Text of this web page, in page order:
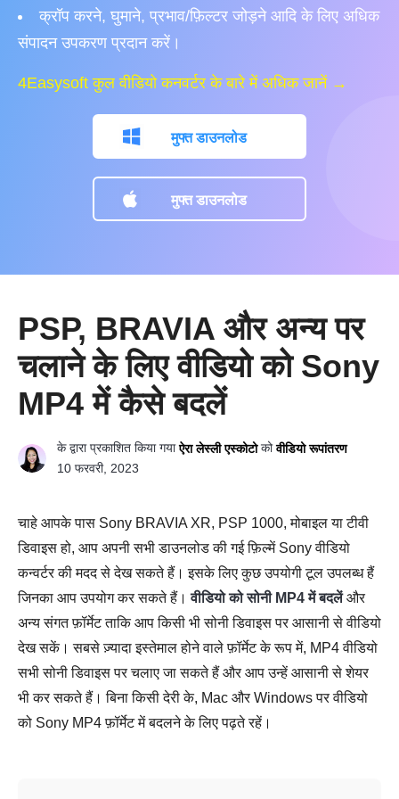
क्रॉप करने, घुमाने, प्रभाव/फ़िल्टर जोड़ने आदि के लिए अधिक
संपादन उपकरण प्रदान करें।
4Easysoft कुल वीडियो कनवर्टर के बारे में अधिक जानें →
मुफ्त डाउनलोड
मुफ्त डाउनलोड
PSP, BRAVIA और अन्य पर
चलाने के लिए वीडियो को Sony
MP4 में कैसे बदलें
के द्वारा प्रकाशित किया गयाऐरा लेस्ली एस्कोटोकोवीडियो रूपांतरण
10 फरवरी, 2023
चाहे आपके पास Sony BRAVIA XR, PSP 1000, मोबाइल या टीवी
डिवाइस हो, आप अपनी सभी डाउनलोड की गई फ़िल्में Sony वीडियो
कन्वर्टर की मदद से देख सकते हैं। इसके लिए कुछ उपयोगी टूल उपलब्ध हैं
जिनका आप उपयोग कर सकते हैं।वीडियो को सोनी MP4 में बदलेंऔर
अन्य संगत फ़ॉर्मेट ताकि आप किसी भी सोनी डिवाइस पर आसानी से वीडियो
देख सकें। सबसे ज़्यादा इस्तेमाल होने वाले फ़ॉर्मेट के रूप में, MP4 वीडियो
सभी सोनी डिवाइस पर चलाए जा सकते हैं और आप उन्हें आसानी से शेयर
भी कर सकते हैं। बिना किसी देरी के, Mac और Windows पर वीडियो
को Sony MP4 फ़ॉर्मेट में बदलने के लिए पढ़ते रहें।